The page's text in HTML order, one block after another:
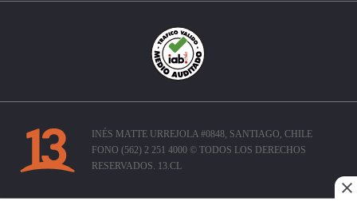
INÉS MATTE URREJOLA #0848, SANTIAGO, CHILE
FONO (562) 2 251 4000 © TODOS LOS DERECHOS
RESERVADOS. 13.CL